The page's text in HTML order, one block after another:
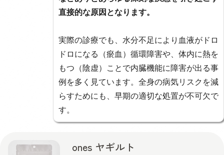
直接的な原因となります。
実際の診療でも、水分不足により血液がドロ
ドロになる（瘀血）循環障害や、体内に熱を
もつ（陰虚）ことで内臓機能に障害が出る事
例を多く見ています。全身の病気リスクを減
らすためにも、早期の適切な処置が不可欠で
す。
ones ヤギルト